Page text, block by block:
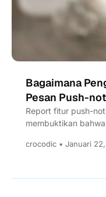
Bagaimana
Pesan Push-
Report fitur push-
membuktikan
melibatkan
crocodic • Januari